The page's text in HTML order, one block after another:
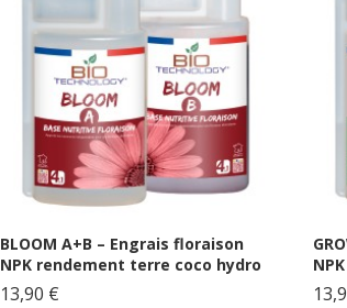
BLOOM A+B – Engrais floraison
NPK rendement terre coco hydro
13,90 €